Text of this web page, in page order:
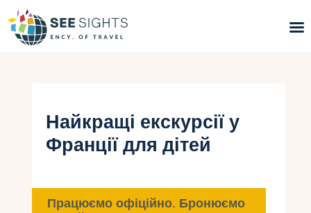
Гарячі тури
Типи Турів
Найкращі екскурсії у
Франції для дітей
Працюємо офіційно. Бронюємо